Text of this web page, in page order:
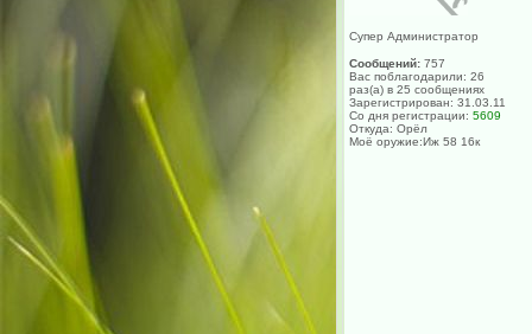
Супер Администратор
Сообщений: 757
Вас поблагодарили: 26
раз(а) в 25 сообщениях
Зарегистрирован: 31.03.11
Со дня регистрации: 5609
Откуда: Орёл
Моё оружие:Иж 58 16к